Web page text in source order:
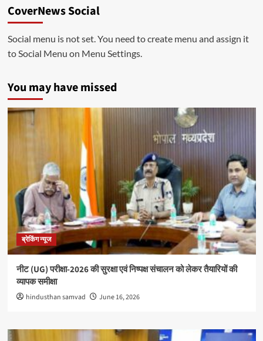
CoverNews Social
Social menu is not set. You need to create menu and assign it
to Social Menu on Menu Settings.
You may have missed
ब्रेकिंग न्यूज
नीट (UG) परीक्षा-2026 की सुरक्षा एवं निष्पक्ष संचालन को लेकर तैयारियों की
व्यापक समीक्षा
hindusthan samvad June 16, 2026